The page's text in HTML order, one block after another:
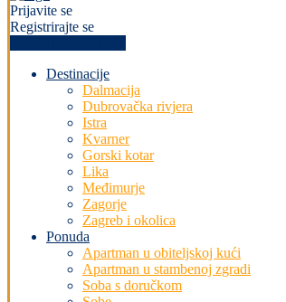
Prijavite se
Registrirajte se
Destinacije
Dalmacija
Dubrovačka rivjera
Istra
Kvarner
Gorski kotar
Lika
Međimurje
Zagorje
Zagreb i okolica
Ponuda
Apartman u obiteljskoj kući
Apartman u stambenoj zgradi
Soba s doručkom